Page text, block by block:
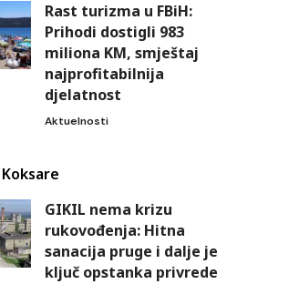
Rast turizma u FBiH:
Prihodi dostigli 983
miliona KM, smještaj
najprofitabilnija
djelatnost
Aktuelnosti
GIKIL nema krizu
rukovođenja: Hitna
sanacija pruge i dalje je
ključ opstanka privrede